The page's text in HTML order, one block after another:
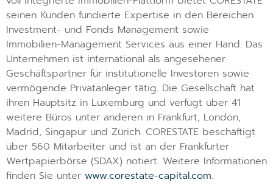
seinen Kunden fundierte Expertise in den Bereichen
Investment- und Fonds Management sowie
Immobilien-Management Services aus einer Hand. Das
Unternehmen ist international als angesehener
Geschäftspartner für institutionelle Investoren sowie
vermögende Privatanleger tätig. Die Gesellschaft hat
ihren Hauptsitz in Luxemburg und verfügt über 41
weitere Büros unter anderen in Frankfurt, London,
Madrid, Singapur und Zürich. CORESTATE beschäftigt
über 560 Mitarbeiter und ist an der Frankfurter
Wertpapierbörse (SDAX) notiert. Weitere Informationen
finden Sie unter www.corestate-capital.com.